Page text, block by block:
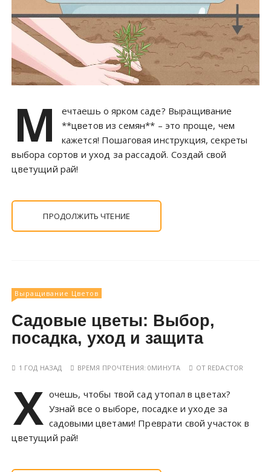
М
ечтаешь о ярком саде? Выращивание
**цветов из семян** – это проще, чем
кажется! Пошаговая инструкция, секреты
выбора сортов и уход за рассадой. Создай свой
цветущий рай!
ПРОДОЛЖИТЬ ЧТЕНИЕ
Выращивание Цветов
Садовые цветы: Выбор,
посадка, уход и защита
1 ГОД НАЗАД ВРЕМЯ ПРОЧТЕНИЯ:0МИНУТА ОТ REDACTOR
Х очешь, чтобы твой сад утопал в цветах?
Узнай все о выборе, посадке и уходе за
садовыми цветами! Преврати свой участок в
цветущий рай!